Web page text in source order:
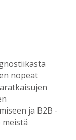
nopeat
ja B2B -